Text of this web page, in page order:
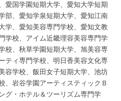
愛国学園短期大学、愛知大学短期
部、愛知学泉短期大学、愛知江南
学、愛知美容専門学校、愛知文教
学校、アイム近畿理容美容専門学
校、秋草学園短期大学、旭美容専
ティ専門学校、明日香美容文化専
容学校、飯田女子短期大学、池坊
、岩谷学園アーティスティックＢ
グ・ホテル＆ツーリズム専門学